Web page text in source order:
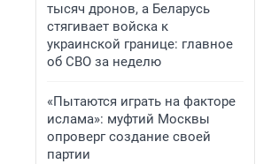
тысяч дронов, а Беларусь
стягивает войска к
украинской границе: главное
об СВО за неделю
«Пытаются играть на факторе
ислама»: муфтий Москвы
опроверг создание своей
партии